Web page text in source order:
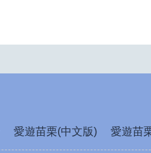
愛遊苗栗(中文版) 愛遊苗